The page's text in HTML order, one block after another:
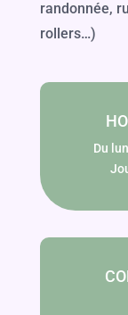
randonnée,
rollers…)
Du